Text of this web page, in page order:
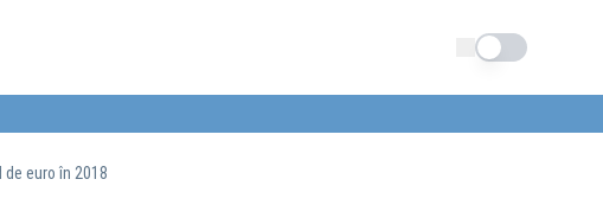
Schimba tema
euro în 2018